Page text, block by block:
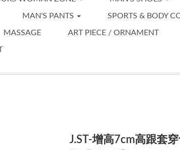
MAN'S PANTS SPORTS & BODY
MASSAGE ART PIECE / ORNAMENT
J.ST-增高7cm高跟套